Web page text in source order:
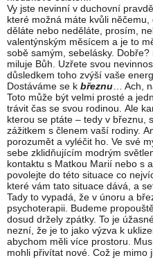
Vy jste nevinní v duchovní
které možná máte kvůli
děláte nebo neděláte, prosím,
valentýnským měsícem a je to
sobě samým, sebelásky.
miluje Bůh. Uzřete svou
důsledkem toho zvýší vaše
Dostáváme se k březnu … Ach,
Toto může být velmi prosté a
trávit čas se svou rodinou. Ale
kterou se ptáte – tedy v březnu,
zážitkem s členem vaší rodiny.
porozumět a vyléčit ho. Ve své
sebe zklidňujícím modrým
kontaktu s Matkou Marií nebo s
povolejte do této situace co
které vám tato situace dává, a
Tady to vypadá, že v únoru a
psychoterapii. Budeme
dosud držely zpátky. To je
nezní, že je to jako výzva k
abychom měli více prostoru.
mohli přivítat nové. Což je mimo